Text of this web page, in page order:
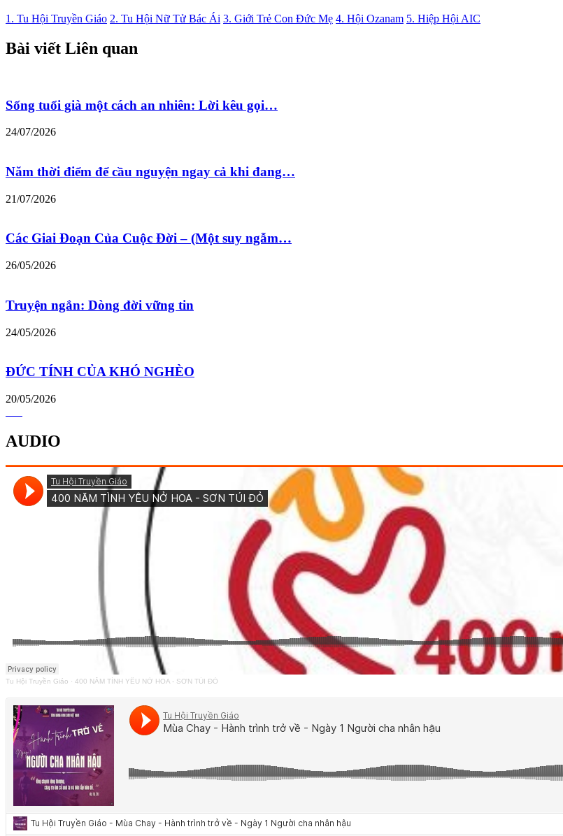
1. Tu Hội Truyền Giáo 2. Tu Hội Nữ Tử Bác Ái 3. Giới Trẻ Con Đức Mẹ 4. Hội Ozanam 5. Hiệp Hội AIC
Bài viết Liên quan
Sống tuổi già một cách an nhiên: Lời kêu gọi…
24/07/2026
Năm thời điểm để cầu nguyện ngay cả khi đang…
21/07/2026
Các Giai Đoạn Của Cuộc Đời – (Một suy ngẫm…
26/05/2026
Truyện ngắn: Dòng đời vững tin
24/05/2026
ĐỨC TÍNH CỦA KHÓ NGHÈO
20/05/2026
AUDIO
Tu Hội Truyền Giáo · 400 NĂM TÌNH YÊU NỞ HOA - SƠN TÚI ĐỎ